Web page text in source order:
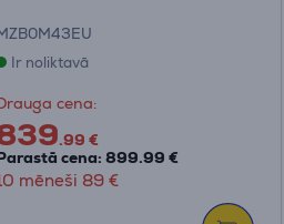
Ir noliktavā
cena:
.99 €
cena: 899.99 €
mēneši 89 €